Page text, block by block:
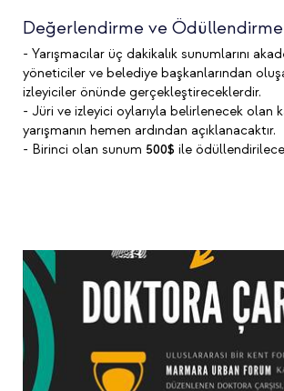
Değerlendirme ve Ödüllendirme
- Yarışmacılar üç dakikalık sunumlarını
yöneticiler ve belediye başkanlarından
izleyiciler önünde gerçekleştireceklerdir.
- Jüri ve izleyici oylarıyla belirlenecek olan
yarışmanın hemen ardından açıklanacaktır.
- Birinci olan sunum 500$ ile